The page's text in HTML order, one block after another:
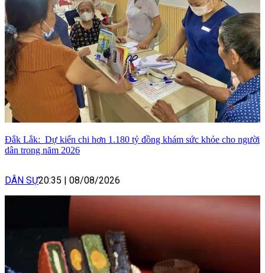
Đắk Lắk: Dự kiến chi hơn 1.180 tỷ đồng khám sức khỏe cho người
dân trong năm 2026
DÂN SỰ20:35 08/08/2026